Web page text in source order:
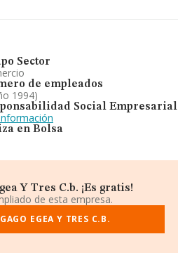
Sector
de empleados
1994)
Social Empresarial
en Bolsa
Y Tres C.b. ¡Es gratis!
de esta empresa.
EGEA Y TRES C.B.